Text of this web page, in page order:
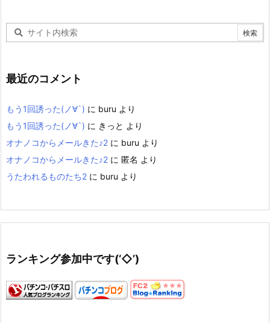
最近のコメント
もう1回誘った(ノ∀`) に buru より
もう1回誘った(ノ∀`) に きっと より
オナノコからメールきた♪2 に buru より
オナノコからメールきた♪2 に 匿名 より
うたわれるものたち2 に buru より
ランキング参加中です(‘◇’)ゞ